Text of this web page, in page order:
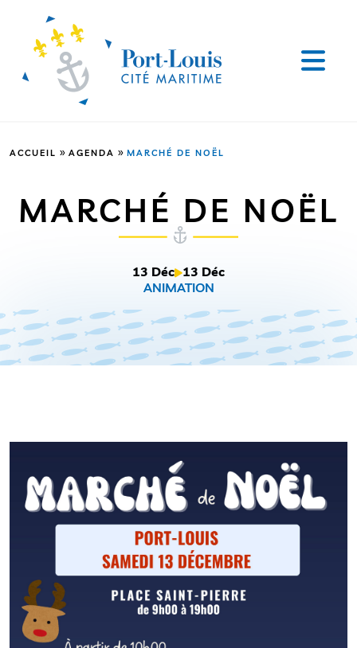
ACCUEIL » AGENDA » MARCHÉ DE NOËL
MARCHÉ DE NOËL
13 Déc 13 Déc
ANIMATION